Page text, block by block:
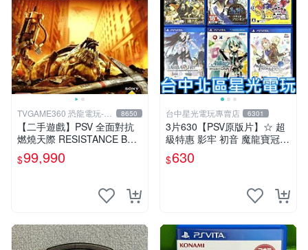
TVGAME360 恐龍電玩-台
中店
8650
【二手遊戲】PSV 全面對抗
燃燒天際 RESISTANCE BUR
NING SKIES 中文版【台中恐
龍電玩】
$99,990
台中星光電玩專賣店 6301
3片630【PSV原版片】☆ 超
級特惠 影牢 初音 魔龍寶冠
鍊金工房 ☆中古二手商品
【星光】
$630